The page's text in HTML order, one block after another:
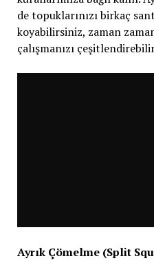
de topuklarınızı birkaç
koyabilirsiniz, zaman
çalışmanızı
Ayrık Çömelme (Split